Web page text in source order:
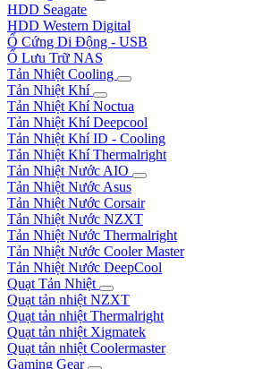
HDD Seagate
HDD Western Digital
Ổ Cứng Di Động - USB
Ổ Lưu Trữ NAS
Tản Nhiệt Cooling
Tản Nhiệt Khí
Tản Nhiệt Khí Noctua
Tản Nhiệt Khí Deepcool
Tản Nhiệt Khí ID - Cooling
Tản Nhiệt Khí Thermalright
Tản Nhiệt Nước AIO
Tản Nhiệt Nước Asus
Tản Nhiệt Nước Corsair
Tản Nhiệt Nước NZXT
Tản Nhiệt Nước Thermalright
Tản Nhiệt Nước Cooler Master
Tản Nhiệt Nước DeepCool
Quạt Tản Nhiệt
Quạt tản nhiệt NZXT
Quạt tản nhiệt Thermalright
Quạt tản nhiệt Xigmatek
Quạt tản nhiệt Coolermaster
Gaming Gear